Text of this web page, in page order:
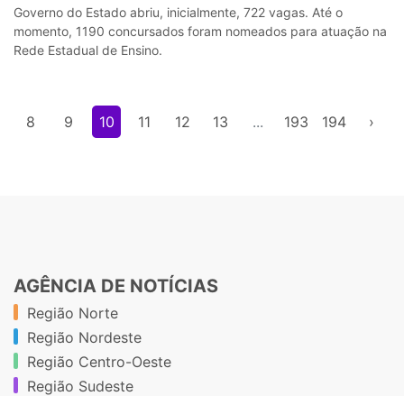
Governo do Estado abriu, inicialmente, 722 vagas. Até o
momento, 1190 concursados foram nomeados para atuação na
Rede Estadual de Ensino.
8 9 10 11 12 13 ... 193 194 ›
AGÊNCIA DE NOTÍCIAS
Região Norte
Região Nordeste
Região Centro-Oeste
Região Sudeste